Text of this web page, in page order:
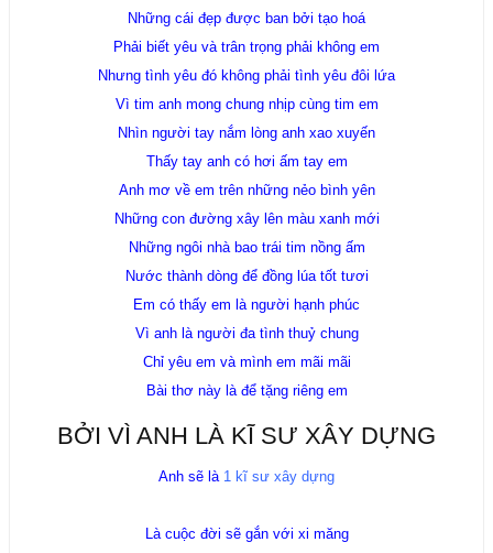
Những cái đẹp được ban bởi tạo hoá
Phải biết yêu và trân trọng phải không em
Nhưng tình yêu đó không phải tình yêu đôi lứa
Vì tim anh mong chung nhịp cùng tim em
Nhìn người tay nắm lòng anh xao xuyến
Thấy tay anh có hơi ấm tay em
Anh mơ về em trên những nẻo bình yên
Những con đường xây lên màu xanh mới
Những ngôi nhà bao trái tim nồng ấm
Nước thành dòng để đồng lúa tốt tươi
Em có thấy em là người hạnh phúc
Vì anh là người đa tình thuỷ chung
Chỉ yêu em và mình em mãi mãi
Bài thơ này là để tặng riêng em
BỞI VÌ ANH LÀ KĨ SƯ XÂY DỰNG
Anh sẽ là 1 kĩ sư xây dựng
Là cuộc đời sẽ gắn với xi măng